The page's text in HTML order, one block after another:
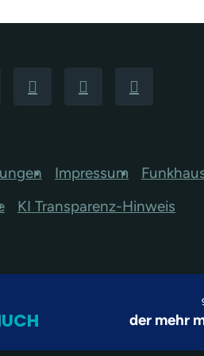
Impressum
KI Transparenz-Hinweis
der mehr